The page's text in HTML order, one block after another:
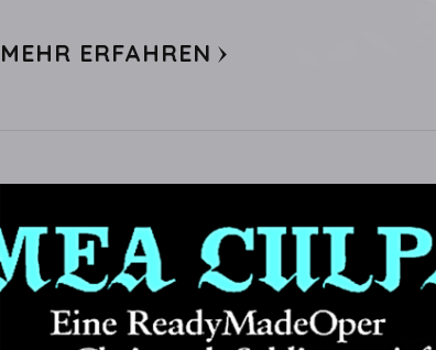
MEHR ERFAHREN